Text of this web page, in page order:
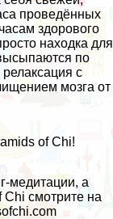
проведённых
здорового
находка для
по
с
мозга от
of Chi!
медитации, а
Chi смотрите на